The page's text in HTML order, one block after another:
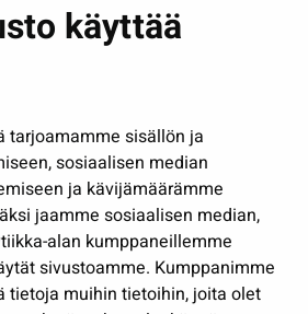
käyttää
tarjoamamme sisällön ja
sosiaalisen median
ja kävijämäärämme
jaamme sosiaalisen median,
alan kumppaneillemme
sivustoamme. Kumppanimme
tietoja muihin tietoihin, joita olet